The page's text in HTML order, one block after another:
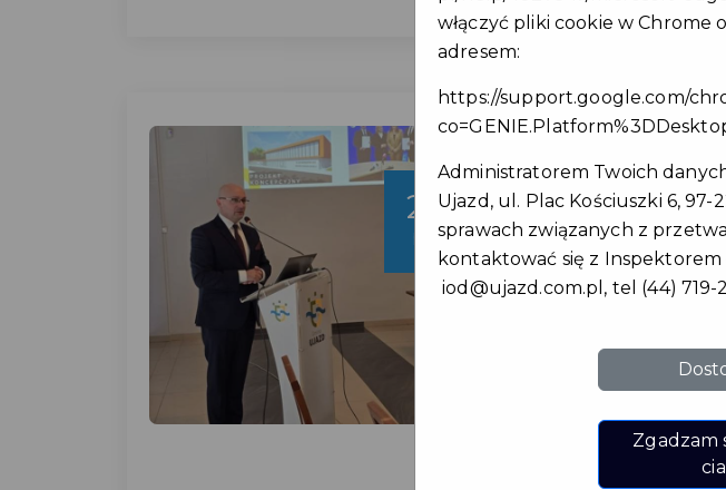
29
paź
XXIII Sesja Rady
Ujeździe z dnia
października
Burmistrz Artur Pawlak
roku możemy pozyskać
milionów złotych na
Niektórzy komentowali
inni – z przekąsem.
włączyć pliki cookie w Chrome
adresem:
https://support.google.com/
Administratorem Twoich
Ujazd, ul. Plac Kościuszki 6, 97-
sprawach związanych z
kontaktować się z
iod@ujazd.com.pl , tel (44) 719-
Zgadzam